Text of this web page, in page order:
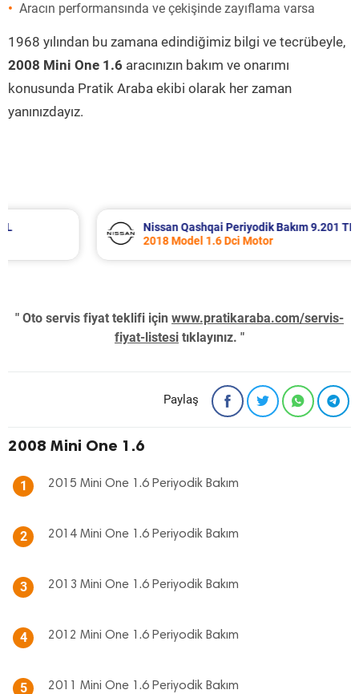
Aracın performansında ve çekişinde zayıflama varsa
1968 yılından bu zamana edindiğimiz bilgi ve tecrübeyle,
2008 Mini One 1.6 aracınızın bakım ve onarımı
konusunda Pratik Araba ekibi olarak her zaman
yanınızdayız.
Nissan Qashqai Periyodik Bakım 9.201 TL
2018 Model 1.6 Dci Motor
" Oto servis fiyat teklifi için www.pratikaraba.com/servis-
fiyat-listesi tıklayınız. "
Paylaş
2008 Mini One 1.6
1 2015 Mini One 1.6 Periyodik Bakım
2 2014 Mini One 1.6 Periyodik Bakım
3 2013 Mini One 1.6 Periyodik Bakım
4 2012 Mini One 1.6 Periyodik Bakım
5 2011 Mini One 1.6 Periyodik Bakım